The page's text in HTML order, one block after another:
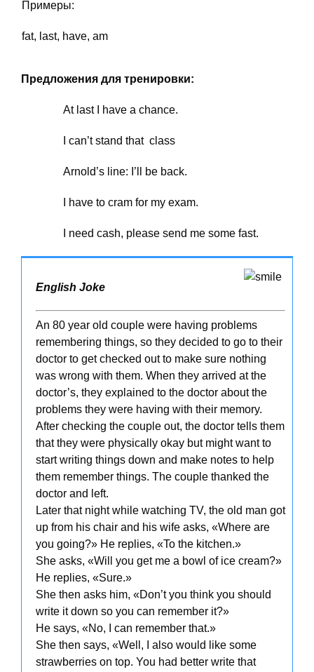
Примеры:
fat, last, have, am
Предложения для тренировки:
At last I have a chance.
I can’t stand that class
Arnold’s line: I’ll be back.
I have to cram for my exam.
I need cash, please send me some fast.
English Joke
An 80 year old couple were having problems
remembering things, so they decided to go to their
doctor to get checked out to make sure nothing
was wrong with them. When they arrived at the
doctor’s, they explained to the doctor about the
problems they were having with their memory.
After checking the couple out, the doctor tells them
that they were physically okay but might want to
start writing things down and make notes to help
them remember things. The couple thanked the
doctor and left.
Later that night while watching TV, the old man got
up from his chair and his wife asks, «Where are
you going?» He replies, «To the kitchen.»
She asks, «Will you get me a bowl of ice cream?»
He replies, «Sure.»
She then asks him, «Don’t you think you should
write it down so you can remember it?»
He says, «No, I can remember that.»
She then says, «Well, I also would like some
strawberries on top. You had better write that